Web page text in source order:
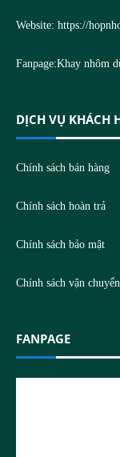
Website: https://
Fanpage:Khay nhôm
DỊCH VỤ KHÁCH
Chính sách bán hàng
Chính sách hoàn trả
Chính sách bảo mật
Chính sách vận chuyển
FANPAGE